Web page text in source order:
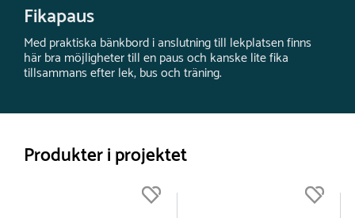
Fikapaus
Med praktiska bänkbord i anslutning till lekplatsen finns
här bra möjligheter till en paus och kanske lite fika
tillsammans efter lek, bus och träning.
Produkter i projektet